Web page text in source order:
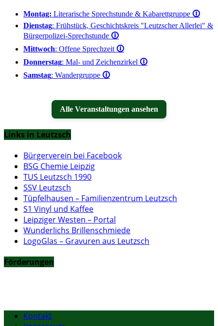
Montag: Literarische Sprechstunde & Kabarettgruppe 🛈
Dienstag: Frühstück, Geschichtskreis "Leutzscher Allerlei" &
Bürgerpolizei-Sprechstunde 🛈
Mittwoch: Offene Sprechzeit 🛈
Donnerstag: Mal- und Zeichenzirkel 🛈
Samstag: Wandergruppe 🛈
Alle Veranstaltungen ansehen
Links in Leutzsch
Bürgerverein bei Facebook
BSG Chemie Leipzig
TUS Leutzsch 1990
SSV Leutzsch
Tüpfelhausen – Familienzentrum Leutzsch
S1 Vinyl und Kaffee
Leipziger Westen – Portal
Wunderlichs Brillenschmiede
LogoGlas – Gravuren aus Leutzsch
Förderungen
Kontakt